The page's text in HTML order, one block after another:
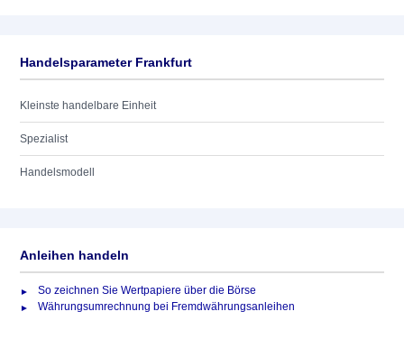
Handelsparameter Frankfurt
Kleinste handelbare Einheit
Spezialist
Handelsmodell
Anleihen handeln
So zeichnen Sie Wertpapiere über die Börse
Währungsumrechnung bei Fremdwährungsanleihen